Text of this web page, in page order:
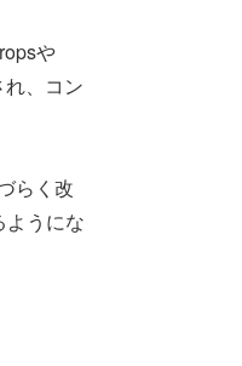
や
、コン
らく改
うにな